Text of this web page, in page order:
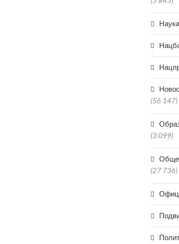
Наука
(56 147)
(3 099)
(27 736)